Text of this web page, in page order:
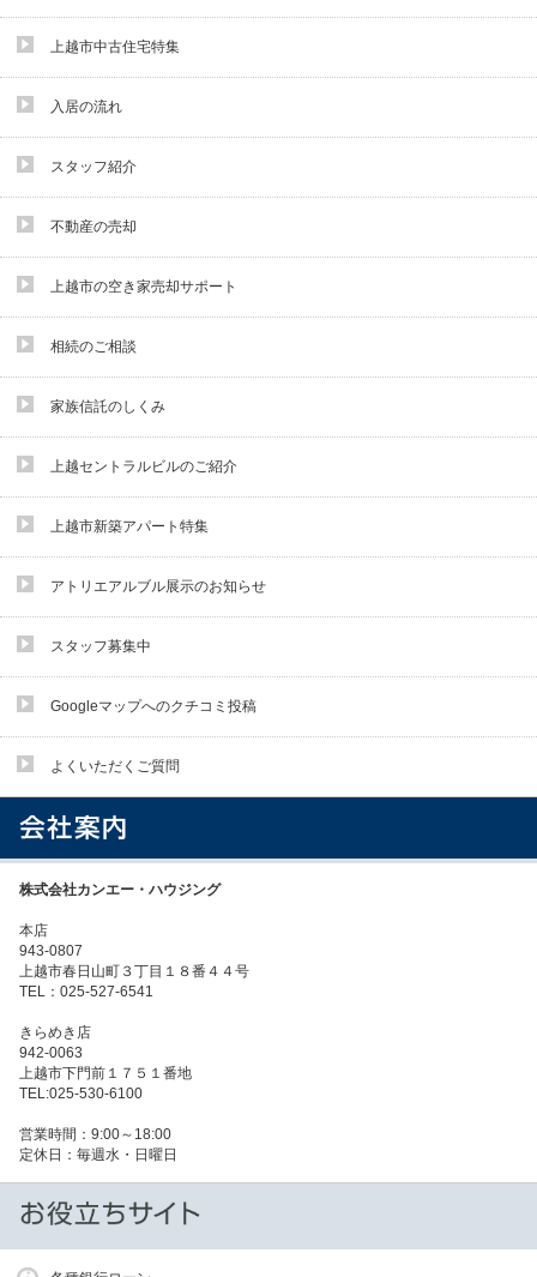
上越市中古住宅特集
入居の流れ
スタッフ紹介
不動産の売却
上越市の空き家売却サポート
相続のご相談
家族信託のしくみ
上越セントラルビルのご紹介
上越市新築アパート特集
アトリエアルブル展示のお知らせ
スタッフ募集中
Googleマップへのクチコミ投稿
よくいただくご質問
株式会社カンエー・ハウジング
本店
943-0807
上越市春日山町３丁目１８番４４号
TEL：025-527-6541
きらめき店
942-0063
上越市下門前１７５１番地
TEL:025-530-6100
営業時間：9:00～18:00
定休日：毎週水・日曜日